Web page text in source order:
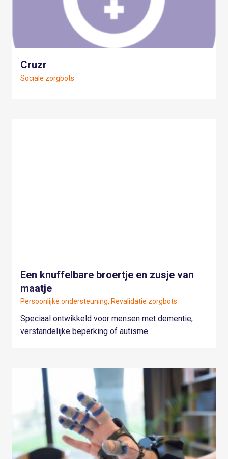
Cruzr
Sociale zorgbots
Een knuffelbare broertje en zusje van
maatje
Persoonlijke ondersteuning, Revalidatie zorgbots
Speciaal ontwikkeld voor mensen met dementie,
verstandelijke beperking of autisme.